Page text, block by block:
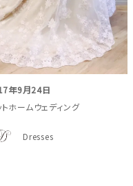
年9月24日
トホームウェディング
Dresses